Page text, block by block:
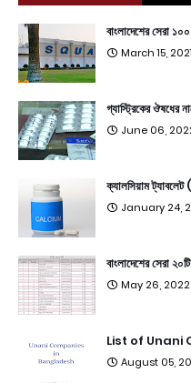
বাংলাদেশের সেরা
March 15, 2021
গ্যাস্ট্রিকের ঔষধের
June 06,
ক্যালসিয়াম
January 24,
বাংলাদেশের সেরা
May 26, 2022
List of Unani
August 05,